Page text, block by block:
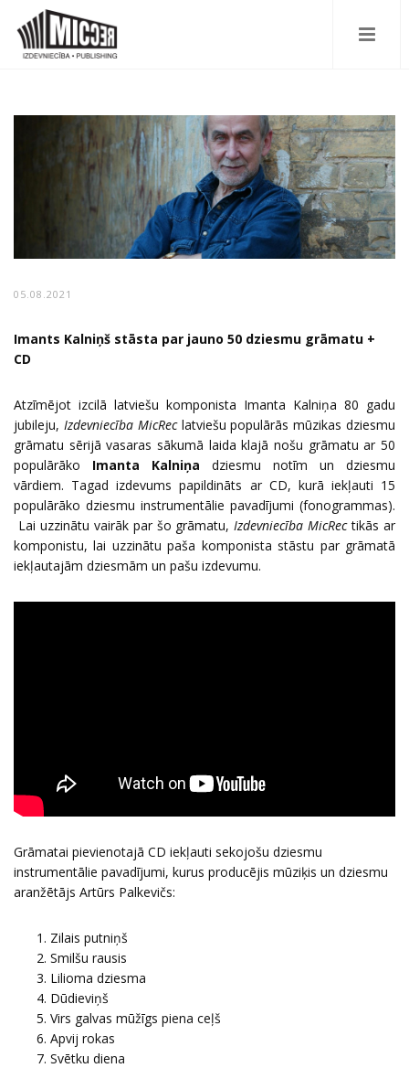
05.08.2021
Imants Kalniņš stāsta par jauno 50 dziesmu grāmatu +
CD
Atzīmējot izcilā latviešu komponista Imanta Kalniņa 80 gadu
jubileju, Izdevniecība MicReclatviešu populārās mūzikas dziesmu
grāmatu sērijā vasaras sākumā laida klajā nošu grāmatu ar 50
populārāko Imanta Kalniņa dziesmu notīm un dziesmu
vārdiem. Tagad izdevums papildināts ar CD, kurā iekļauti 15
populārāko dziesmu instrumentālie pavadījumi (fonogrammas).
Lai uzzinātu vairāk par šo grāmatu, Izdevniecība MicRectikās ar
komponistu, lai uzzinātu paša komponista stāstu par grāmatā
iekļautajām dziesmām un pašu izdevumu.
Grāmatai pievienotajā CD iekļauti sekojošu dziesmu
instrumentālie pavadījumi, kurus producējis mūziķis un dziesmu
aranžētājs Artūrs Palkevičs:
Zilais putniņš
Smilšu rausis
Lilioma dziesma
Dūdieviņš
Virs galvas mūžīgs piena ceļš
Apvij rokas
Svētku diena